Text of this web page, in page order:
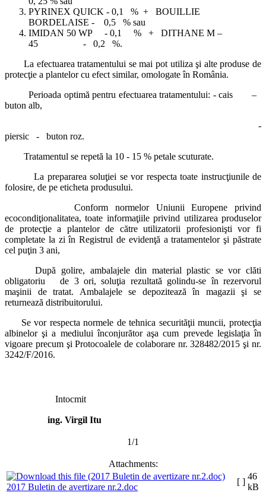
PYRINEX QUICK - 0,1 % + BOUILLIE
BORDELAISE - 0,5 % sau
IMIDAN 50 WP - 0,1 % + DITHANE M –
45 - 0,2 %.
La efectuarea tratamentului se mai pot utiliza şi alte produse de
protecţie a plantelor cu efect similar, omologate în România.
Perioada optimă pentru efectuarea tratamentului: - cais –
buton alb,
-
piersic - buton roz.
Tratamentul se repetă la 10 - 15 % petale scuturate.
La prepararea soluţiei se vor respecta toate instrucţiunile de
folosire, de pe eticheta produsului.
Conform normelor Uniunii Europene privind
ecocondiţionalitatea, toate informaţiile privind utilizarea produselor
de protecţie a plantelor de către utilizatorii profesionişti vor fi
completate la zi în Registrul de evidenţă a tratamentelor şi păstrate
cel puţin 3 ani,
După golire, ambalajele din material plastic se vor clăti
obligatoriu de 3 ori, soluţia rezultată golindu-se în rezervorul
maşinii de tratat. Ambalajele se depozitează în magazii şi se
returnează distribuitorului.
Se vor respecta normele de tehnica securităţii muncii, protecţia
albinelor şi a mediului înconjurător aşa cum prevede legislaţia în
vigoare precum şi Protocoalele de colaborare nr. 328482/2015 şi nr.
3242/F/2016.
Intocmit
ing. Virgil Itu
1/1
Attachments:
2017 Buletin de avertizare nr.2.doc
[ ]
46
kB